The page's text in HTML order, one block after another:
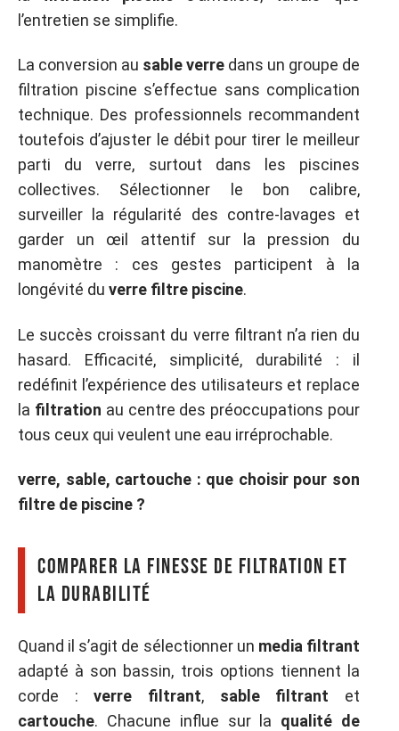
l’entretien se simplifie.
La conversion au sable verre dans un groupe de
filtration piscine s’effectue sans complication
technique. Des professionnels recommandent
toutefois d’ajuster le débit pour tirer le meilleur
parti du verre, surtout dans les piscines
collectives. Sélectionner le bon calibre,
surveiller la régularité des contre-lavages et
garder un œil attentif sur la pression du
manomètre : ces gestes participent à la
longévité du verre filtre piscine.
Le succès croissant du verre filtrant n’a rien du
hasard. Efficacité, simplicité, durabilité : il
redéfinit l’expérience des utilisateurs et replace
la filtration au centre des préoccupations pour
tous ceux qui veulent une eau irréprochable.
verre, sable, cartouche : que choisir pour son
filtre de piscine ?
Comparer la finesse de filtration et
la durabilité
Quand il s’agit de sélectionner un media filtrant
adapté à son bassin, trois options tiennent la
corde :verre filtrant, sable filtrant et
cartouche. Chacune influe sur la qualité de